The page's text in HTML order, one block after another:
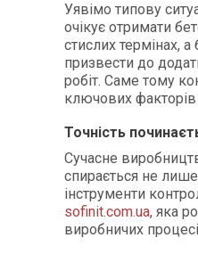
Уявімо типову
очікує отримати
стислих термінах,
призвести до
робіт. Саме тому
ключових факторів
Точність
Сучасне
спирається не
інструменти
sofinit.com.ua, яка
виробничих